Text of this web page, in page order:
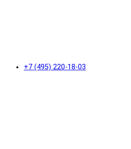
+7 (495) 220-18-03